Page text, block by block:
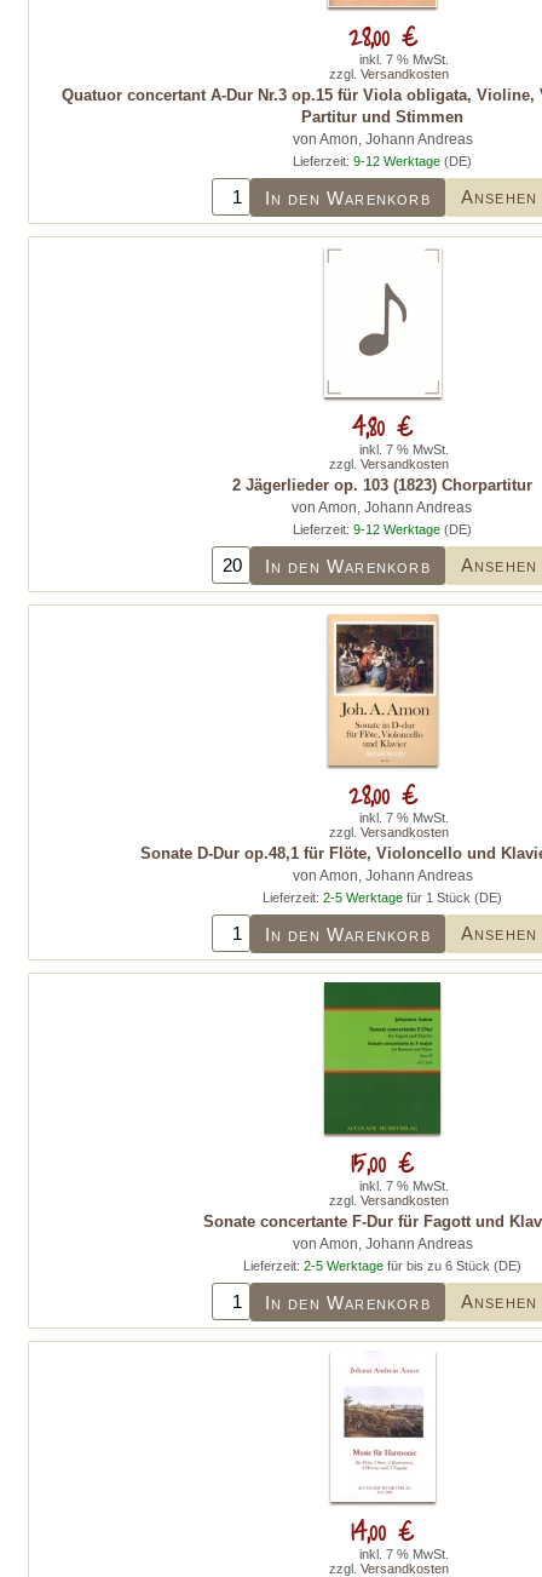
Quatuor concertant A-Dur Nr.3 op.15 für Viola obligata,
Partitur und Stimmen
von Amon, Johann Andreas
Lieferzeit: 9-12 Werktage (DE)
In den Warenkorb Ansehen
28,00 €
inkl. 7 % MwSt.
zzgl. Versandkosten
2 Jägerlieder op. 103 (1823) Chorpartitur
von Amon, Johann Andreas
Lieferzeit: 9-12 Werktage(DE)
In den Warenkorb Ansehen
4,80 €
inkl. 7 % MwSt.
zzgl. Versandkosten
Sonate D-Dur op.48,1 für Flöte, Violoncello und
von Amon, Johann Andreas
Lieferzeit: 2-5 Werktage für 1 Stück (DE)
In den Warenkorb Ansehen
28,00 €
inkl. 7 % MwSt.
zzgl. Versandkosten
Sonate concertante F-Dur für Fagott und
von Amon, Johann Andreas
Lieferzeit: 2-5 Werktage für bis zu 6 Stück (DE)
In den Warenkorb Ansehen
15,00 €
inkl. 7 % MwSt.
zzgl. Versandkosten
14,00 €
inkl. 7 % MwSt.
zzgl. Versandkosten